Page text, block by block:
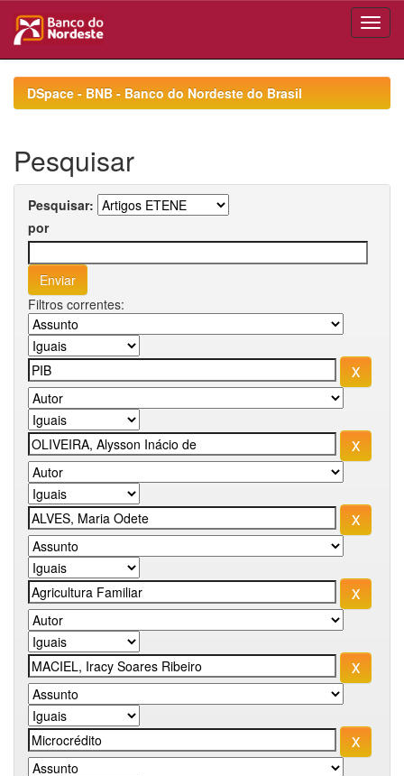
navigationDSpace - BNB - Banco do Nordeste do Brasil
Pesquisar
Pesquisar:
por
Filtros correntes: